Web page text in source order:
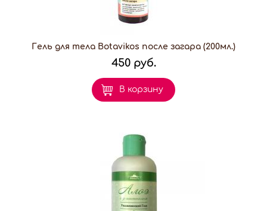
Гель для тела Botavikos после загара (200мл.)
450 руб.
В корзину